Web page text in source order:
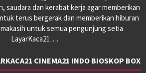
saudara dan kerabat kerja agar memberikan
terus bergerak dan memberikan hiburan
untuk semua pengunjung setia
LayarKaca21….
CINEMA21 INDO BIOSKOP BOX